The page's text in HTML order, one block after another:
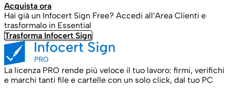
Acquista ora
Hai già un Infocert Sign Free? Accedi all’Area Clienti e
trasformalo in Essential
Trasforma Infocert Sign
La licenza PRO rende più veloce il tuo lavoro: firmi, verifichi
e marchi tanti file e cartelle con un solo click, dal tuo PC